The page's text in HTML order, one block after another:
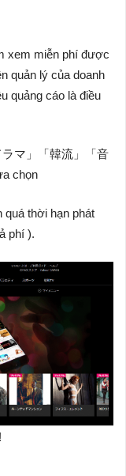
xem miễn phí được
quản lý của doanh
quảng cáo là điều
マ」「韓流」「音
chọn
thời hạn phát
phí ).